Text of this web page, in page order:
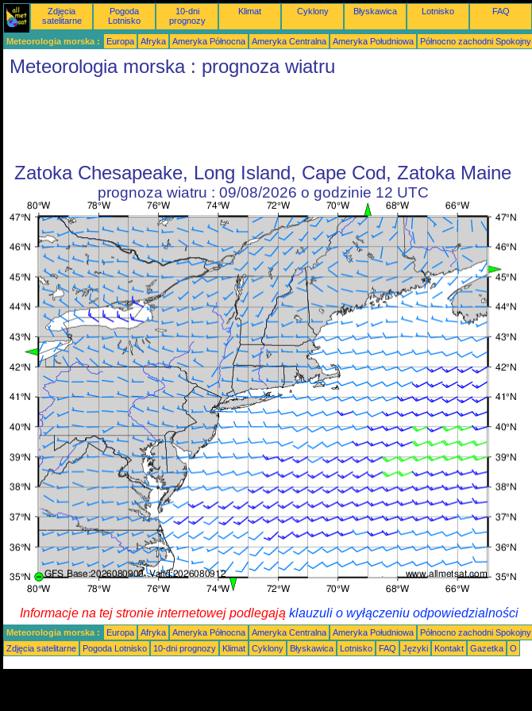
Zdjęcia
satelitarne
Pogoda
Lotnisko
10-dni
prognozy
Klimat Cyklony Błyskawica Lotnisko FAQ
Meteorologia morska : Europa Afryka Ameryka Północna Ameryka Centralna Ameryka Południowa Północno zachodni Spokojny
Meteorologia morska : prognoza wiatru
Zatoka Chesapeake, Long Island, Cape Cod, Zatoka Maine
prognoza wiatru : 09/08/2026 o godzinie 12 UTC
Informacje na tej stronie internetowej podlegają klauzuli o wyłączeniu odpowiedzialności
Meteorologia morska : Europa Afryka Ameryka Północna Ameryka Centralna Ameryka Południowa Północno zachodni Spokojny
Zdjęcia satelitarne
Pogoda Lotnisko 10-dni prognozy Klimat Cyklony Błyskawica Lotnisko FAQ Języki Kontakt Gazetka O